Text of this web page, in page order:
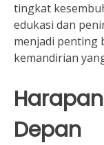
tingkat
edukasi dan
menjadi penting
kemandirian
Depan